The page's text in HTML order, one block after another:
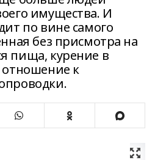
имущества. И
по вине самого
без присмотра на
пища, курение в
отношение к